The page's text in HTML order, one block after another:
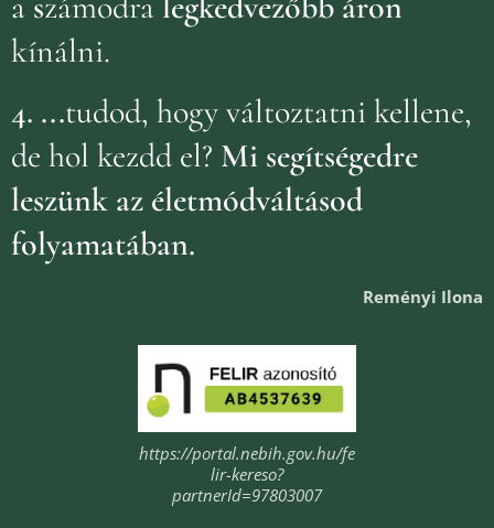
kínálni.
4. ...tudod, hogy változtatni kellene,
de hol kezdd el? Mi segítségedre
leszünk az életmódváltásod
folyamatában.
Reményi Ilona
https://portal.nebih.gov.hu/fe
lir-kereso?
partnerId=97803007